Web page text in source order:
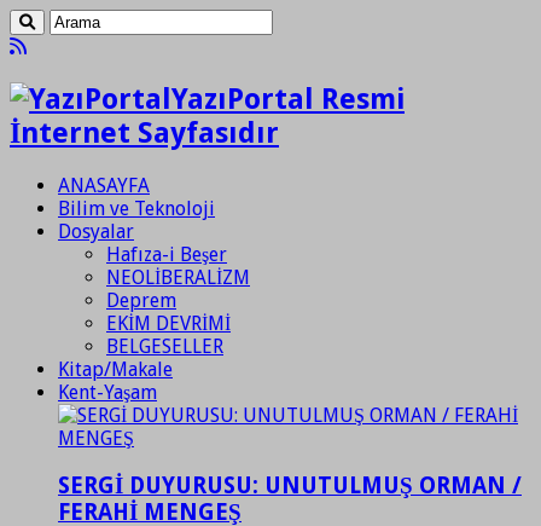
YazıPortal Resmi
İnternet Sayfasıdır
ANASAYFA
Bilim ve Teknoloji
Dosyalar
Hafıza-i Beşer
NEOLİBERALİZM
Deprem
EKİM DEVRİMİ
BELGESELLER
Kitap/Makale
Kent-Yaşam
SERGİ DUYURUSU: UNUTULMUŞ ORMAN /
FERAHİ MENGEŞ